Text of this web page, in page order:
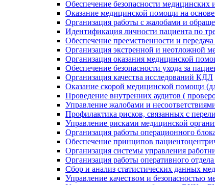
Обеспечение безопасности медицинских
Оказание медицинской помощи на
Организация работы с жалобами и
Идентификация личности пациента по
Обеспечение преемственности и
Организация экстренной и неотложной
Организация оказания медицинской
Обеспечение безопасности ухода за
Организация качества исследований КДЛ
Оказание скорой медицинской помощи
Проведение внутренних аудитов (
Управление жалобами и
Профилактика рисков, связанных с
Управление рисками медицинской
Организация работы операционного
Обеспечение принципов
Организация системы управления
Организация работы оперативного
Сбор и анализ статистических данных
Управление качеством и безопасностью